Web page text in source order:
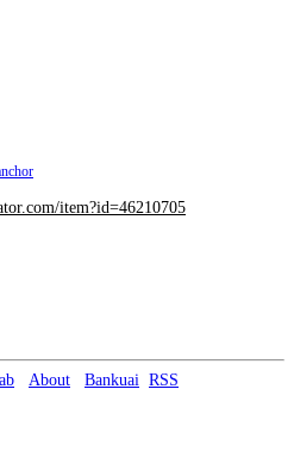
item?id=46210705
About Bankuai RSS